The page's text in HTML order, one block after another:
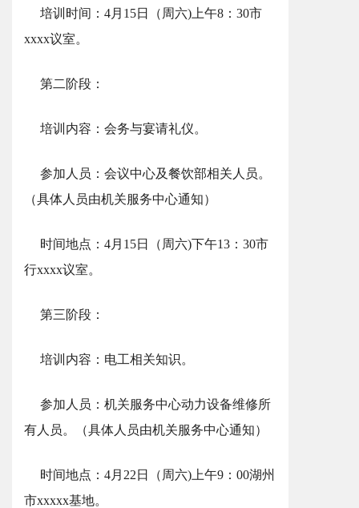
培训时间：4月15日（周六)上午8：30市
xxxx议室。
第二阶段：
培训内容：会务与宴请礼仪。
参加人员：会议中心及餐饮部相关人员。
（具体人员由机关服务中心通知）
时间地点：4月15日（周六)下午13：30市
行xxxx议室。
第三阶段：
培训内容：电工相关知识。
参加人员：机关服务中心动力设备维修所
有人员。（具体人员由机关服务中心通知）
时间地点：4月22日（周六)上午9：00湖州
市xxxxx基地。